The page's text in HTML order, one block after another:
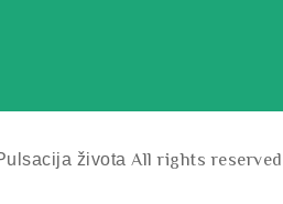
života All rights reserved